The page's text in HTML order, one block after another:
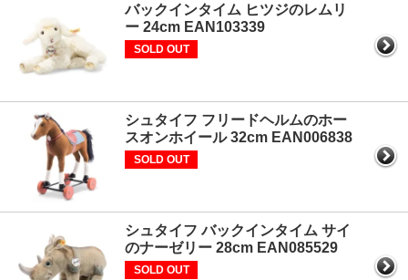
バックインタイム ヒツジのレムリ
ー 24cm EAN103339
SOLD OUT
シュタイフ フリードヘルムのホー
スオンホイール 32cm EAN006838
SOLD OUT
シュタイフ バックインタイム サイ
のナーゼリー 28cm EAN085529
SOLD OUT